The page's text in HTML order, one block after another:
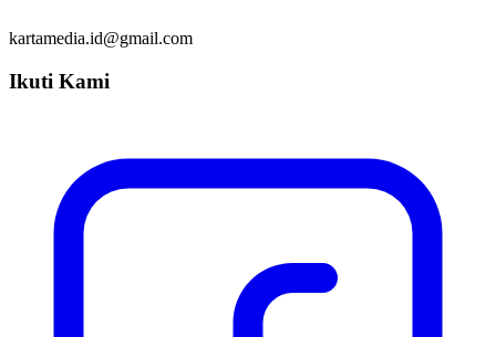
kartamedia.id@gmail.com
Ikuti Kami